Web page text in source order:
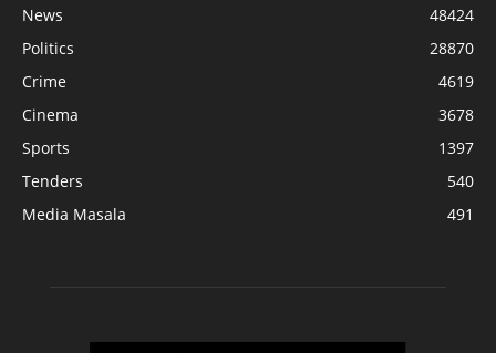
News
48424
Politics
28870
Crime
4619
Cinema
3678
Sports
1397
Tenders
540
Media Masala
491